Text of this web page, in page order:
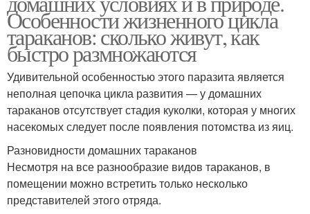
Особенности жизненного цикла
тараканов: сколько живут, как
быстро размножаются
Удивительной особенностью этого паразита является
неполная цепочка цикла развития — у домашних
тараканов отсутствует стадия куколки, которая у многих
насекомых следует после появления потомства из яиц.
Разновидности домашних тараканов
Несмотря на все разнообразие видов тараканов, в
помещении можно встретить только несколько
представителей этого отряда.